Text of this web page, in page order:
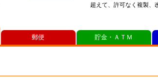
超えて、許可なく複製、
郵便 貯金・ＡＴＭ